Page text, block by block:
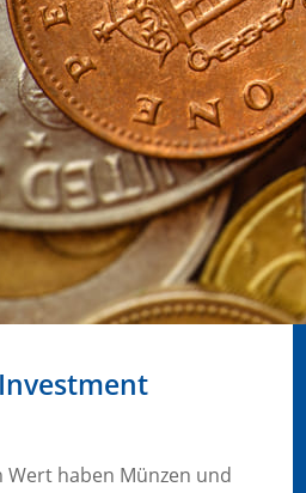
Wert haben Münzen und